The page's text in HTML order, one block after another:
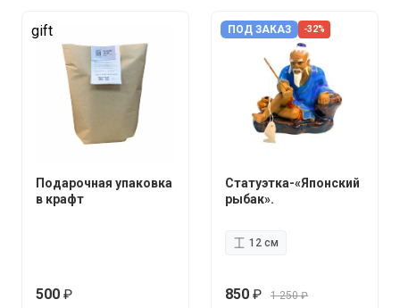
gift
Подарочная упаковка
в крафт
500
ПОД ЗАКАЗ -32%
Статуэтка-«Японский
рыбак».
12 см
850
1 250